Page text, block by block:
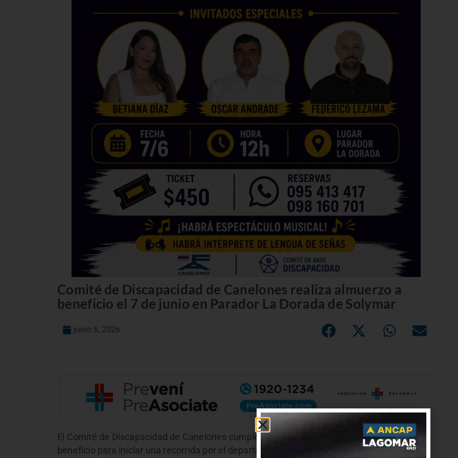
Comité de Discapacidad de Canelones realiza almuerzo a
beneficio el 7 de junio en Parador La Dorada de Solymar
junio 6, 2026
El Comité de Discapacidad de Canelones cumple cuatro años y realiza un almuerzo a
beneficio para iniciar una recorrida por el departamento. Como invitados especiales